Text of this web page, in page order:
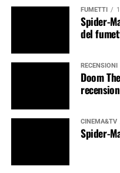
FUMETTI
Spider-
del
RECENSIONI
Doom
CINEMA&TV
Spider-